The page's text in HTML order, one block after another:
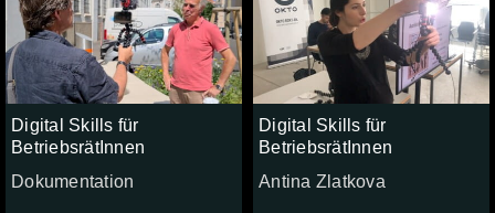
Digital Skills für
BetriebsrätInnen
Dokumentation
Digital Skills für
BetriebsrätInnen
Antina Zlatkova